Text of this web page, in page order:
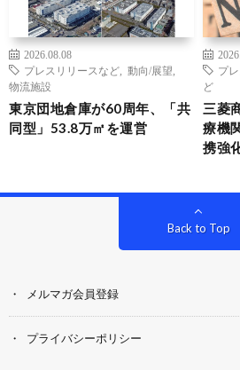
2026.08.08
プレスリリースなど
動向/展望
物流施設
東京団地倉庫が60周年、「共
同型」53.8万㎡を運営
プ
ど
三菱
療機
携強
Back to Top
メルマガ会員登録
プライバシーポリシー